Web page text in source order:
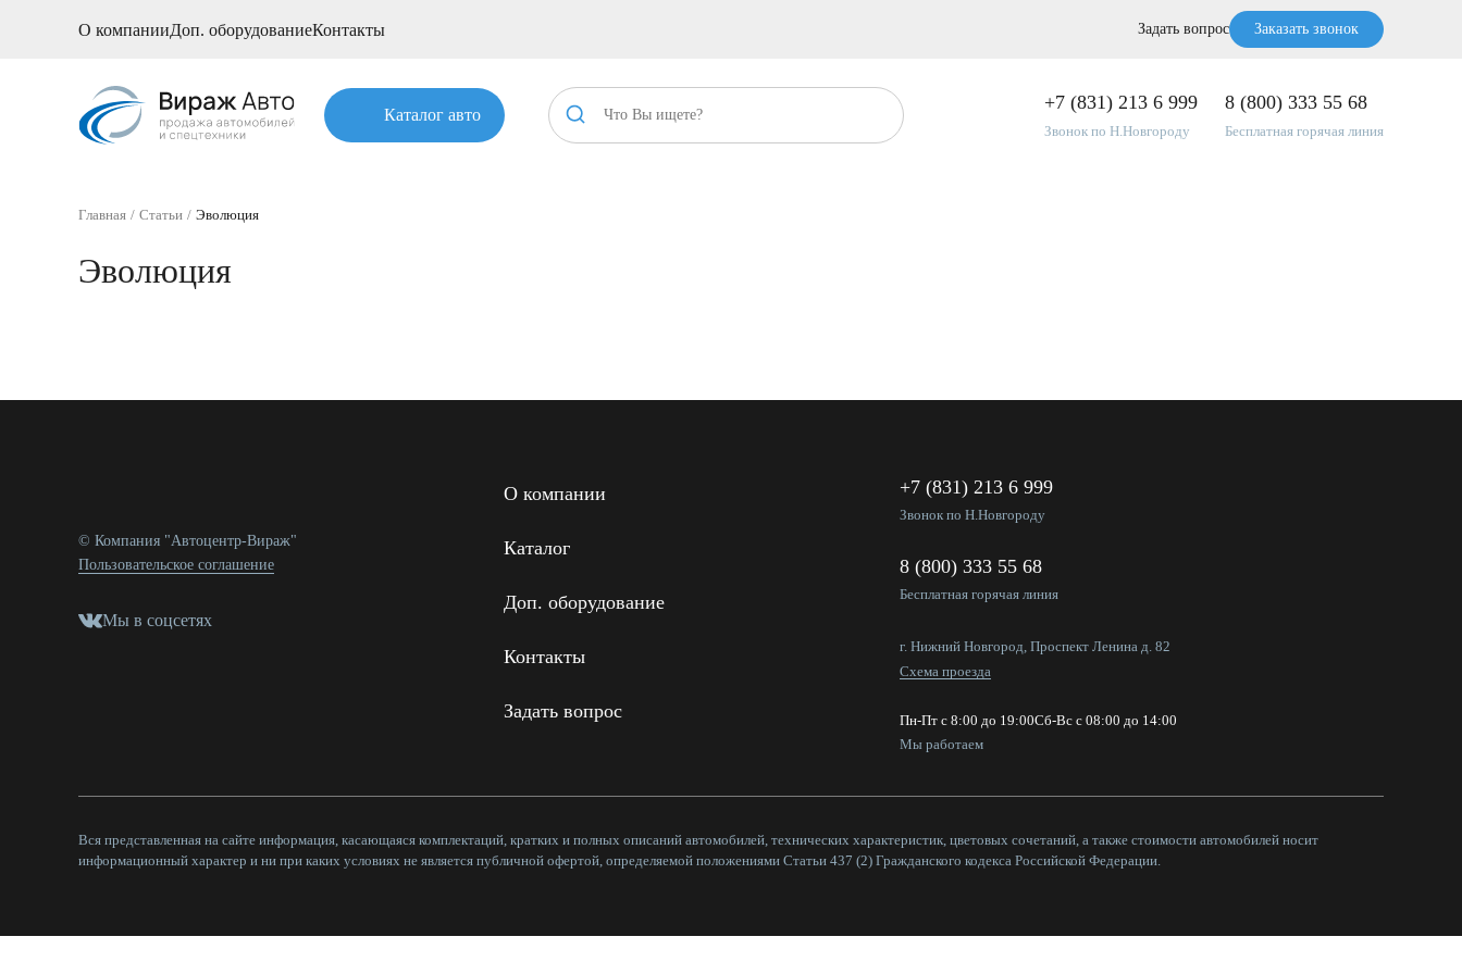
О компанииДоп. оборудованиеКонтакты Задать вопрос Заказать звонок
Каталог авто
+7 (831) 213 6 999
Звонок по Н.Новгороду
8 (800) 333 55 68
Бесплатная горячая линия
Главная Статьи Эволюция
Эволюция
© Компания "Автоцентр-Вираж"
Пользовательское соглашение
Мы в соцсетях
О компании
Каталог
Доп. оборудование
Контакты
Задать вопрос
+7 (831) 213 6 999
Звонок по Н.Новгороду
8 (800) 333 55 68
Бесплатная горячая линия
г. Нижний Новгород, Проспект Ленина д. 82
Схема проезда
Пн-Пт с 8:00 до 19:00Сб-Вс с 08:00 до 14:00
Мы работаем
Вся представленная на сайте информация, касающаяся комплектаций, кратких и полных описаний автомобилей, технических характеристик, цветовых сочетаний, а также стоимости автомобилей носит
информационный характер и ни при каких условиях не является публичной офертой, определяемой положениями Статьи 437 (2) Гражданского кодекса Российской Федерации.